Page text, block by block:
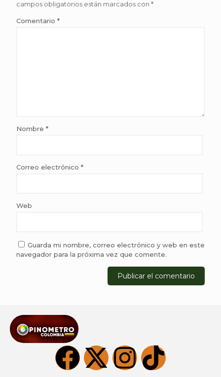
campos obligatorios están marcados con *
Comentario *
Nombre *
Correo electrónico *
Web
Guarda mi nombre, correo electrónico y web en este
navegador para la próxima vez que comente.